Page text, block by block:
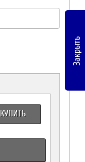
КУПИТЬ
Закрыть